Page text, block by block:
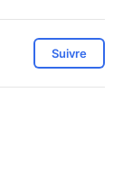
Suivre